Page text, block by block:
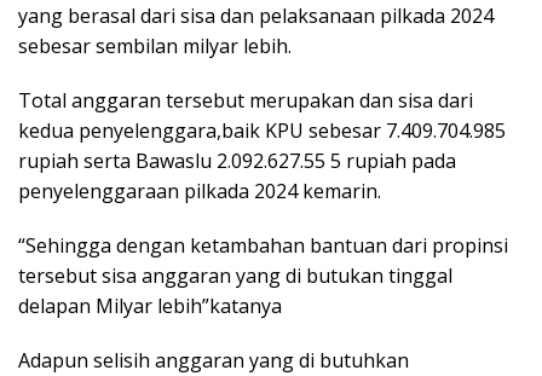
yang berasal dari sisa dan pelaksanaan pilkada 2024
sebesar sembilan milyar lebih.
Total anggaran tersebut merupakan dan sisa dari
kedua penyelenggara,baik KPU sebesar 7.409.704.985
rupiah serta Bawaslu 2.092.627.55 5 rupiah pada
penyelenggaraan pilkada 2024 kemarin.
“Sehingga dengan ketambahan bantuan dari propinsi
tersebut sisa anggaran yang di butukan tinggal
delapan Milyar lebih”katanya
Adapun selisih anggaran yang di butuhkan